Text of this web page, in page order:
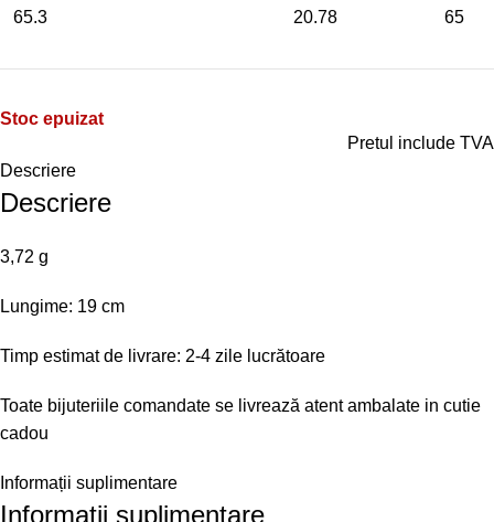
65.3 20.78 65
Stoc epuizat
Pretul include TVA
Descriere
Descriere
3,72 g
Lungime: 19 cm
Timp estimat de livrare: 2-4 zile lucrătoare
Toate bijuteriile comandate se livrează atent ambalate in cutie
cadou
Informații suplimentare
Informații suplimentare